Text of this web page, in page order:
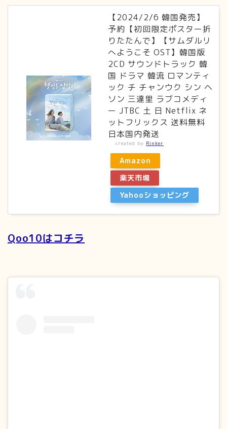
【2024/2/6 韓国発売】
予約【初回限定ポスター折
りたたんで】【サムダルリ
へようこそ OST】韓国版
2CD サウンドトラック 韓
国 ドラマ 韓流 ロマンティ
ック チ チャンウク シン ヘ
ソン 三達里 ラブコメディ
ー JTBC 土 日 Netflix ネ
ットフリックス 送料無料
日本国内発送
created by Rinker
Amazon
楽天市場
Yahooショッピング
Qoo10はコチラ